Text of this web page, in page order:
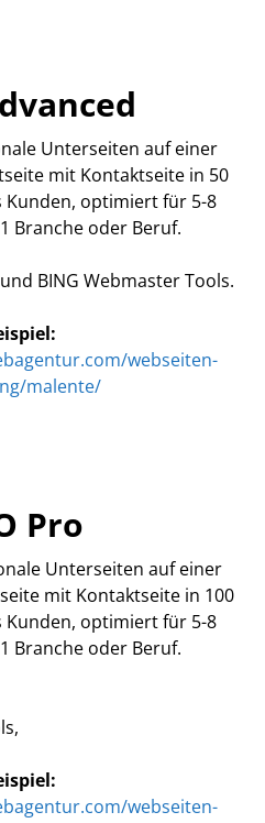
Unterseiten auf einer
mit Kontaktseite in 50
Kunden, optimiert für 5-8
Branche oder Beruf.
BING Webmaster Tools.
webseiten-
malente/
Pro
Unterseiten auf einer
mit Kontaktseite in 100
Kunden, optimiert für 5-8
Branche oder Beruf.
webseiten-